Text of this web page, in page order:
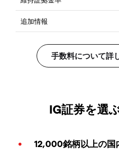
IG証券を選
12,000銘柄以上の国